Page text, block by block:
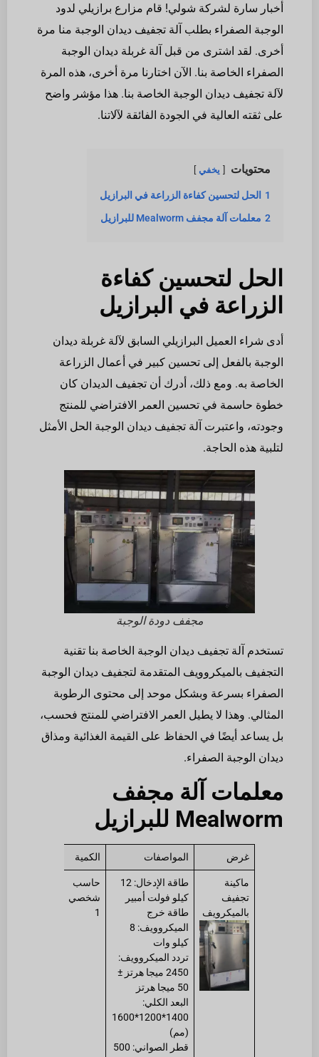
أخبار سارة لشركة شولي! قام مزارع برازيلي لدود
الوجبة الصفراء بطلب آلة تجفيف ديدان الوجبة منا مرة
أخرى. لقد اشترى من قبل آلة غربلة ديدان الوجبة
الصفراء الخاصة بنا. الآن اختارنا مرة أخرى، هذه المرة
لآلة تجفيف ديدان الوجبة الخاصة بنا. هذا مؤشر واضح
على ثقته العالية في الجودة الفائقة لآلاتنا.
محتويات يخفي
1 الحل لتحسين كفاءة الزراعة في البرازيل
2 معلمات آلة مجفف Mealworm للبرازيل
الحل لتحسين كفاءة
الزراعة في البرازيل
أدى شراء العميل البرازيلي السابق لآلة غربلة ديدان
الوجبة بالفعل إلى تحسين كبير في أعمال الزراعة
الخاصة به. ومع ذلك، أدرك أن تجفيف الديدان كان
خطوة حاسمة في تحسين العمر الافتراضي للمنتج
وجودته، واعتبرت آلة تجفيف ديدان الوجبة الحل الأمثل
لتلبية هذه الحاجة.
مجفف دودة الوجبة
تستخدم آلة تجفيف ديدان الوجبة الخاصة بنا تقنية
التجفيف بالميكروويف المتقدمة لتجفيف ديدان الوجبة
الصفراء بسرعة وبشكل موحد إلى محتوى الرطوبة
المثالي. وهذا لا يطيل العمر الافتراضي للمنتج فحسب،
بل يساعد أيضًا في الحفاظ على القيمة الغذائية ومذاق
ديدان الوجبة الصفراء.
معلمات آلة مجفف
Mealworm للبرازيل
غرض المواصفات الكمية
ماكينة
تجفيف
بالميكرويف
طاقة الإدخال: 12
كيلو فولت أمبير
طاقة خرج
الميكروويف: 8
كيلو وات
تردد الميكروويف:
2450 ميجا هرتز ±
50 ميجا هرتز
البعد الكلي:
1400*1200*1600
(مم)
قطر الصواني: 500
حاسب
شخصي
1